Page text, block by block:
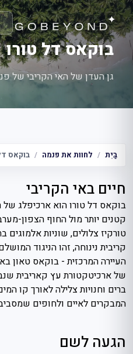
בוקאס דל טורו
גן העדן של האי הקריבי של
בַּיִת לחוות את פנמה בוקאס
חיים באי הקריבי
בוקאס דל טורו הוא ארכיפלג של
קטנים יותר מול החוף הצפון-
טורקיז צלולים, שוניות אלמוגים
קריבית נינוחה, זהו הניגוד
העיירה המרכזית - בוקאס טאון
של ארכיטקטורת עץ קאריבית
ברים וחנויות צלילה לאורך קו
המבקרים לאיים ולחופים
הגעה לשם